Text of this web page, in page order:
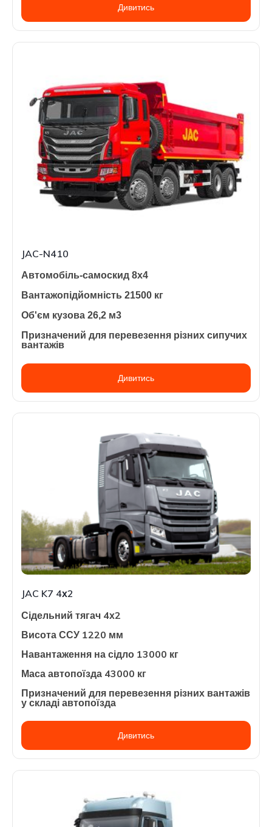
Дивитись
JAC-N410
Автомобіль-самоскид 8х4
Вантажопідйомність 21500 кг
Об'єм кузова 26,2 м3
Призначений для перевезення різних сипучих
вантажів
Дивитись
JAC K7 4х2
Сідельний тягач 4х2
Висота ССУ 1220 мм
Навантаження на сідло 13000 кг
Маса автопоїзда 43000 кг
Призначений для перевезення різних вантажів
у складі автопоїзда
Дивитись